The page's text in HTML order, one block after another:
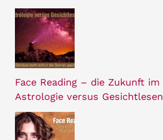
Face Reading – die Zukunft
Astrologie versus Gesichtlesen